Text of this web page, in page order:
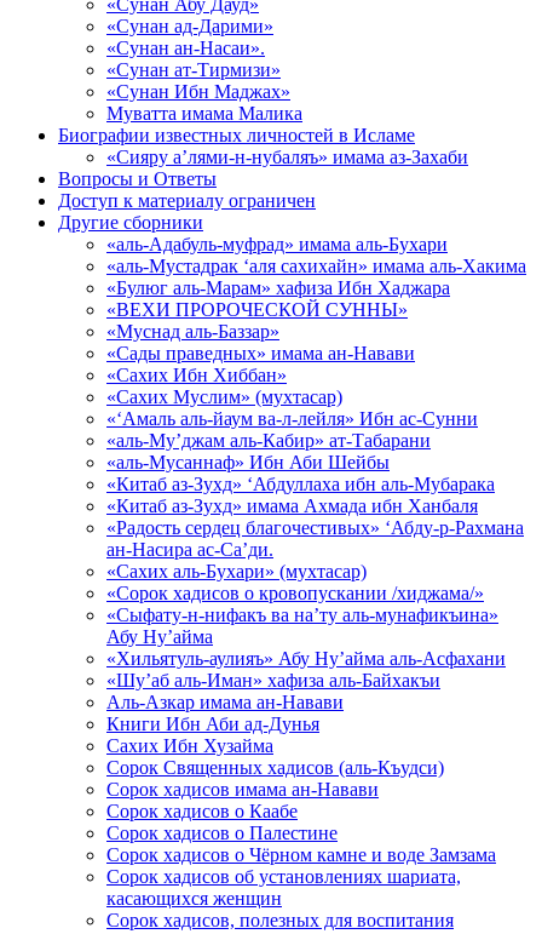
«Сунан ад-Дарими»
«Сунан ан-Насаи».
«Сунан ат-Тирмизи»
«Сунан Ибн Маджах»
Муватта имама Малика
Биографии известных личностей в Исламе
«Сияру а’лями-н-нубаляъ» имама аз-Захаби
Вопросы и Ответы
Доступ к материалу ограничен
Другие сборники
«аль-Адабуль-муфрад» имама аль-Бухари
«аль-Мустадрак ‘аля сахихайн» имама аль-Хакима
«Булюг аль-Марам» хафиза Ибн Хаджара
«ВЕХИ ПРОРОЧЕСКОЙ СУННЫ»
«Муснад аль-Баззар»
«Сады праведных» имама ан-Навави
«Сахих Ибн Хиббан»
«Сахих Муслим» (мухтасар)
«‘Амаль аль-йаум ва-л-лейля» Ибн ас-Сунни
«аль-Му’джам аль-Кабир» ат-Табарани
«аль-Мусаннаф» Ибн Аби Шейбы
«Китаб аз-Зухд» ‘Абдуллаха ибн аль-Мубарака
«Китаб аз-Зухд» имама Ахмада ибн Ханбаля
«Радость сердец благочестивых» ‘Абду-р-Рахмана
ан-Насира ас-Са’ди.
«Сахих аль-Бухари» (мухтасар)
«Сорок хадисов о кровопускании /хиджама/»
«Сыфату-н-нифакъ ва на’ту аль-мунафикъина»
Абу Ну’айма
«Хильятуль-аулияъ» Абу Ну’айма аль-Асфахани
«Шу’аб аль-Иман» хафиза аль-Байхакъи
Аль-Азкар имама ан-Навави
Книги Ибн Аби ад-Дунья
Сахих Ибн Хузайма
Сорок Священных хадисов (аль-Къудси)
Сорок хадисов имама ан-Навави
Сорок хадисов о Каабе
Сорок хадисов о Палестине
Сорок хадисов о Чёрном камне и воде Замзама
Сорок хадисов об установлениях шариата,
касающихся женщин
Сорок хадисов, полезных для воспитания